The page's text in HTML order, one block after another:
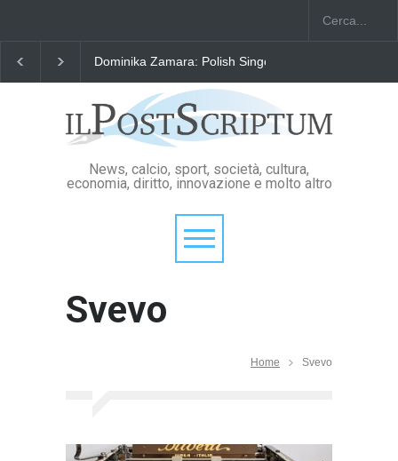
Dominika Zamara: Polish Singers' Alliance ofAmerica
News, calcio, sport, società, cultura,
economia, diritto, innovazione e molto altro
Svevo
Home Svevo